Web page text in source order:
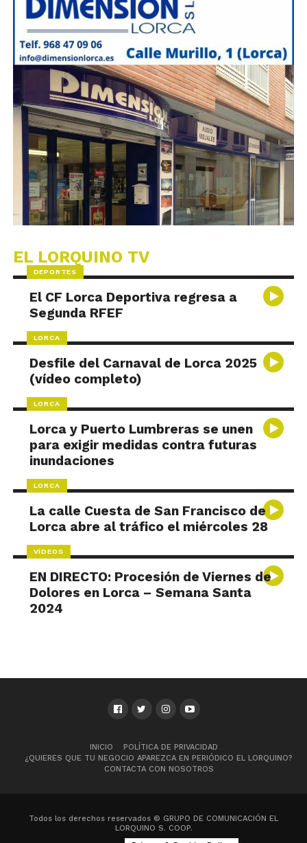
EL LORQUINO TV
DEPORTES
El CF Lorca Deportiva regresa a
Segunda RFEF
LORCA
Desfile del Carnaval de Lorca 2025
(vídeo completo)
LORCA
Lorca y Puerto Lumbreras se unen
para exigir medidas contra futuras
inundaciones
LORCA
La calle Cuesta de San Francisco de
Lorca abre al tráfico el miércoles 28
VÍDEOS
EN DIRECTO: Procesión de Viernes de
Dolores en Lorca – Semana Santa
2024
INICIO
POLÍTICA DE PRIVACIDAD
¿QUIERES QUE TU NEGOCIO APAREZCA EN PERIÓDICO EL LORQUINO?
CONTACTA CON NOSOTROS
Todos los derechos reservados © GRUPO DE COMUNICACIÓN EL
LORQUINO S. COOP.